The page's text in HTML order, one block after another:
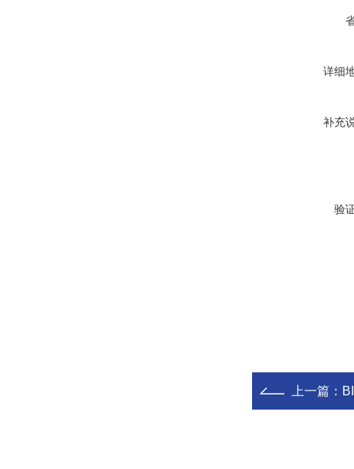
详细
补充
验
上一篇：